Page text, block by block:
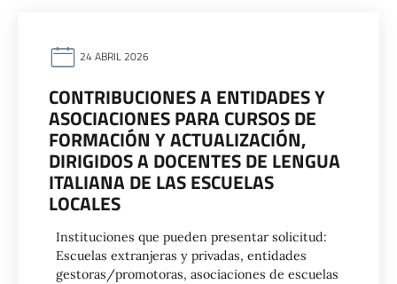
24 ABRIL 2026
CONTRIBUCIONES A ENTIDADES Y
ASOCIACIONES PARA CURSOS DE
FORMACIÓN Y ACTUALIZACIÓN,
DIRIGIDOS A DOCENTES DE LENGUA
ITALIANA DE LAS ESCUELAS
LOCALES
Instituciones que pueden presentar solicitud:
Escuelas extranjeras y privadas, entidades
gestoras/promotoras, asociaciones de escuelas